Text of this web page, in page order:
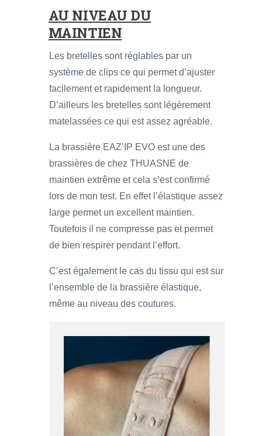
AU NIVEAU DU
MAINTIEN
Les bretelles sont réglables par un
système de clips ce qui permet d’ajuster
facilement et rapidement la longueur.
D’ailleurs les bretelles sont légèrement
matelassées ce qui est assez agréable.
La brassière EAZ’IP EVO est une des
brassières de chez THUASNE de
maintien extrême et cela s’est confirmé
lors de mon test. En effet l’élastique assez
large permet un excellent maintien.
Toutefois il ne compresse pas et permet
de bien respirer pendant l’effort.
C’est également le cas du tissu qui est sur
l’ensemble de la brassière élastique,
même au niveau des coutures.